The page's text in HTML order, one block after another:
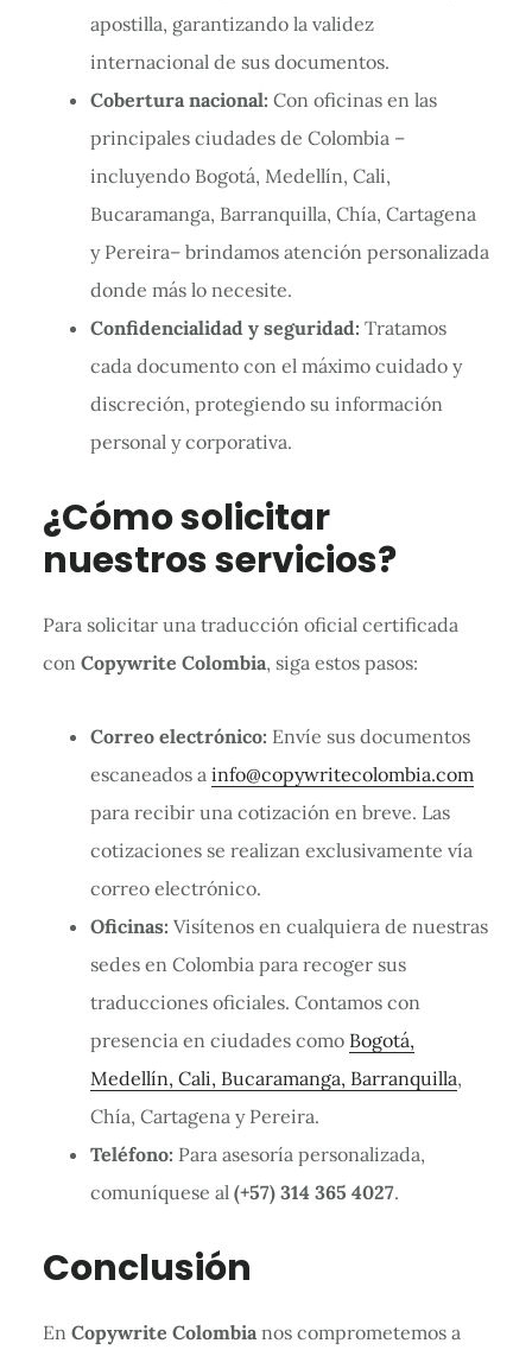
apostilla, garantizando la validez
internacional de sus documentos.
Cobertura nacional: Con oficinas en las
principales ciudades de Colombia –
incluyendo Bogotá, Medellín, Cali,
Bucaramanga, Barranquilla, Chía, Cartagena
y Pereira– brindamos atención personalizada
donde más lo necesite.
Confidencialidad y seguridad: Tratamos
cada documento con el máximo cuidado y
discreción, protegiendo su información
personal y corporativa.
¿Cómo solicitar
nuestros servicios?
Para solicitar una traducción oficial certificada
con Copywrite Colombia, siga estos pasos:
Correo electrónico: Envíe sus documentos
escaneados a info@copywritecolombia.com
para recibir una cotización en breve. Las
cotizaciones se realizan exclusivamente vía
correo electrónico.
Oficinas: Visítenos en cualquiera de nuestras
sedes en Colombia para recoger sus
traducciones oficiales. Contamos con
presencia en ciudades como Bogotá,
Medellín, Cali, Bucaramanga, Barranquilla,
Chía, Cartagena y Pereira.
Teléfono: Para asesoría personalizada,
comuníquese al (+57) 314 365 4027.
Conclusión
En Copywrite Colombianos comprometemos a